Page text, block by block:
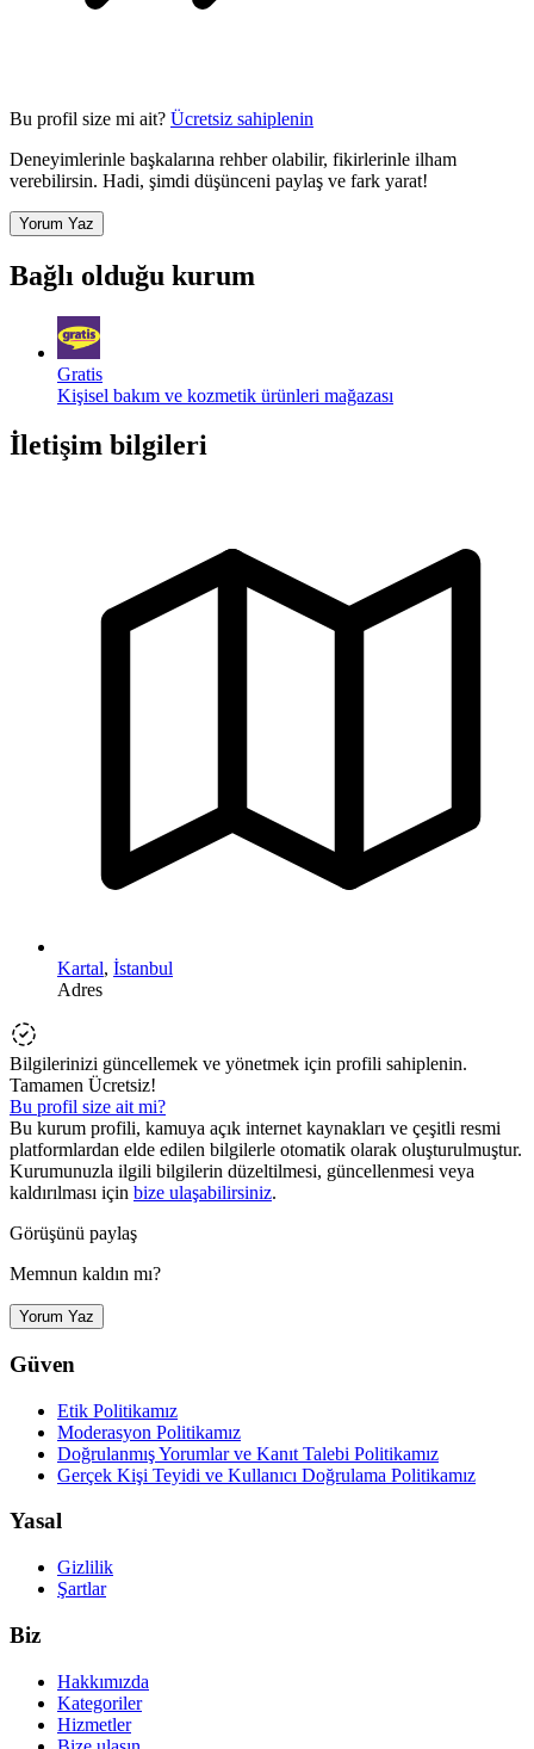
Bu profil size mi ait? Ücretsiz sahiplenin
Deneyimlerinle başkalarına rehber olabilir, fikirlerinle ilham
verebilirsin. Hadi, şimdi düşünceni paylaş ve fark yarat!
Yorum Yaz
Bağlı olduğu kurum
Gratis
Kişisel bakım ve kozmetik ürünleri mağazası
İletişim bilgileri
Kartal, İstanbul
Adres
Bilgilerinizi güncellemek ve yönetmek için profili sahiplenin.
Tamamen Ücretsiz!
Bu profil size ait mi?
Bu kurum profili, kamuya açık internet kaynakları ve çeşitli resmi
platformlardan elde edilen bilgilerle otomatik olarak oluşturulmuştur.
Kurumunuzla ilgili bilgilerin düzeltilmesi, güncellenmesi veya
kaldırılması için bize ulaşabilirsiniz.
Görüşünü paylaş
Memnun kaldın mı?
Yorum Yaz
Güven
Etik Politikamız
Moderasyon Politikamız
Doğrulanmış Yorumlar ve Kanıt Talebi Politikamız
Gerçek Kişi Teyidi ve Kullanıcı Doğrulama Politikamız
Yasal
Gizlilik
Şartlar
Biz
Hakkımızda
Kategoriler
Hizmetler